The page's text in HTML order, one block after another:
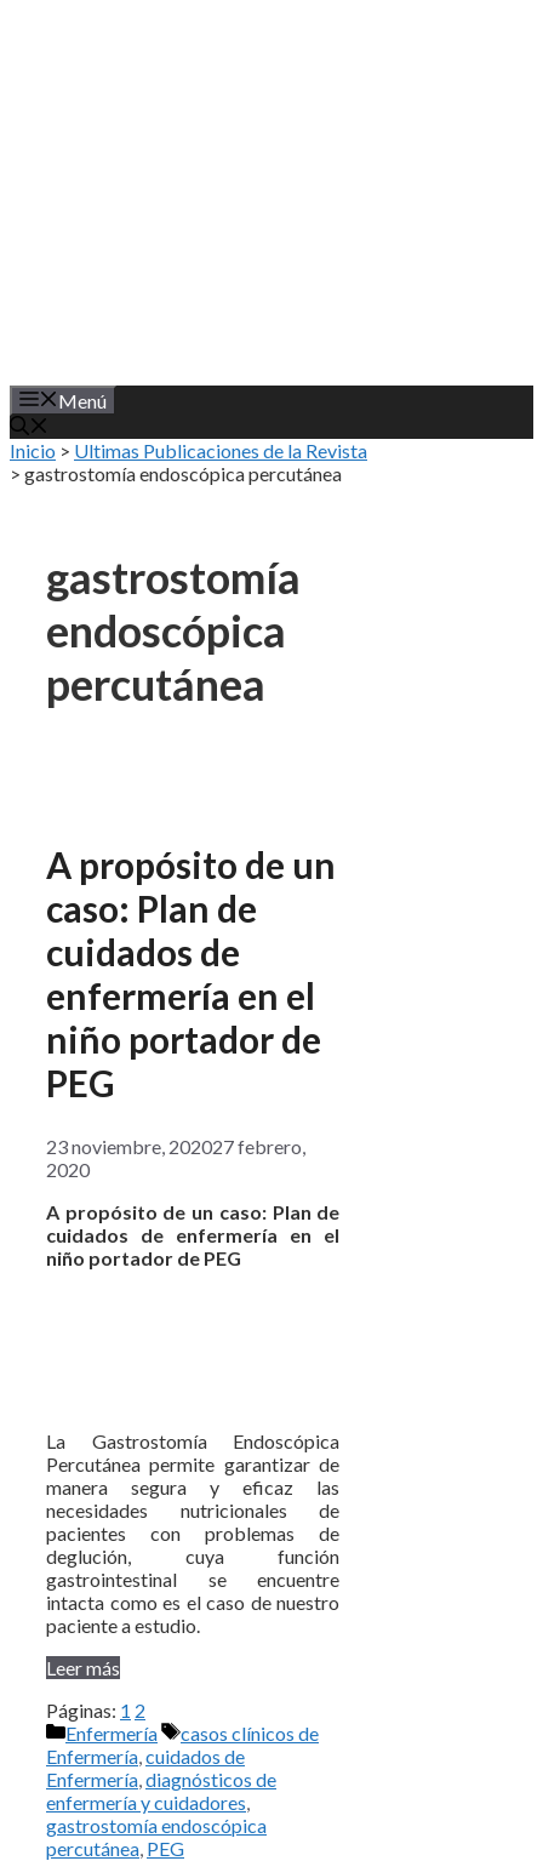
Menú
Inicio > Ultimas Publicaciones de la Revista
> gastrostomía endoscópica percutánea
gastrostomía
endoscópica
percutánea
A propósito de un
caso: Plan de
cuidados de
enfermería en el
niño portador de
PEG
23 noviembre, 202027 febrero,
2020
A propósito de un caso: Plan de
cuidados de enfermería en el
niño portador de PEG
La Gastrostomía Endoscópica
Percutánea permite garantizar de
manera segura y eficaz las
necesidades nutricionales de
pacientes con problemas de
deglución, cuya función
gastrointestinal se encuentre
intacta como es el caso de nuestro
paciente a estudio.
Leer más
Páginas: 1 2
Categorías
Enfermería Etiquetas
casos clínicos de
Enfermería,cuidados de
Enfermería,diagnósticos de
enfermería y cuidadores,
gastrostomía endoscópica
percutánea, PEG